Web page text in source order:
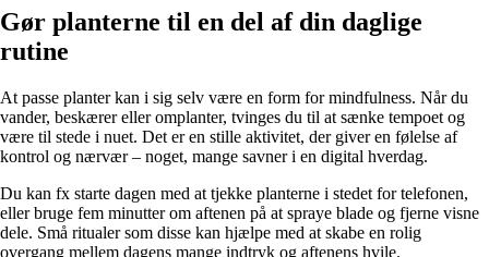
Gør planterne til en del af din daglige
rutine
At passe planter kan i sig selv være en form for mindfulness. Når du
vander, beskærer eller omplanter, tvinges du til at sænke tempoet og
være til stede i nuet. Det er en stille aktivitet, der giver en følelse af
kontrol og nærvær – noget, mange savner i en digital hverdag.
Du kan fx starte dagen med at tjekke planterne i stedet for telefonen,
eller bruge fem minutter om aftenen på at spraye blade og fjerne visne
dele. Små ritualer som disse kan hjælpe med at skabe en rolig
overgang mellem dagens mange indtryk og aftenens hvile.